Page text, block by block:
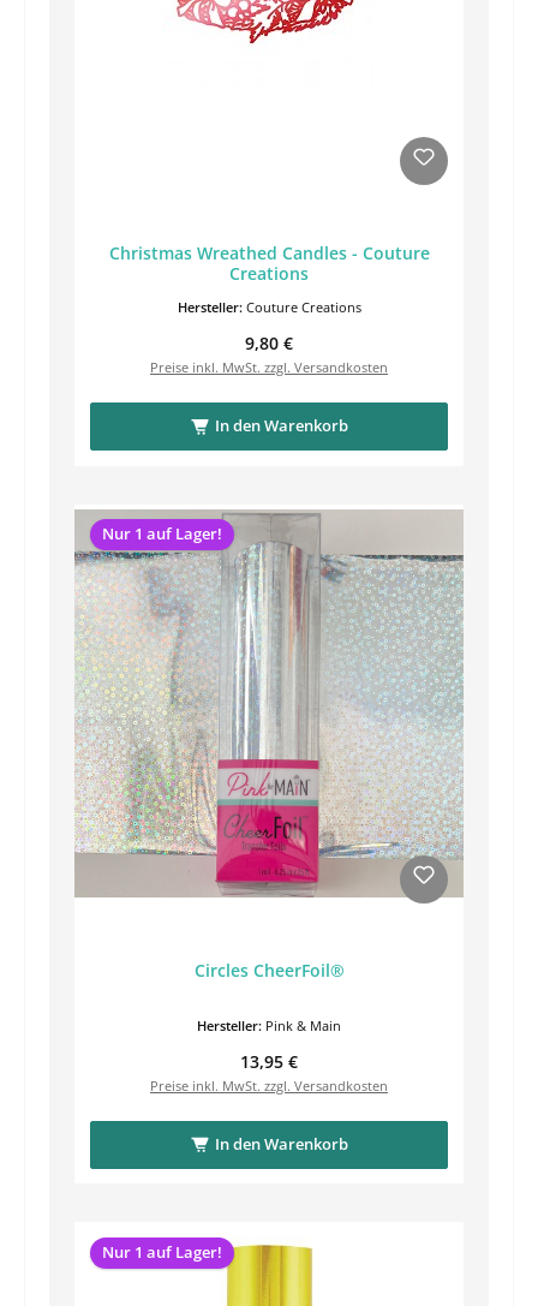
Christmas Wreathed Candles - Couture
Creations
Hersteller: Couture Creations
Regulärer Preis:
9,80 €
Preise inkl. MwSt. zzgl. Versandkosten
In den Warenkorb
Nur 1 auf Lager!
Circles CheerFoil®
Hersteller: Pink & Main
Regulärer Preis:
13,95 €
Preise inkl. MwSt. zzgl. Versandkosten
In den Warenkorb
Nur 1 auf Lager!